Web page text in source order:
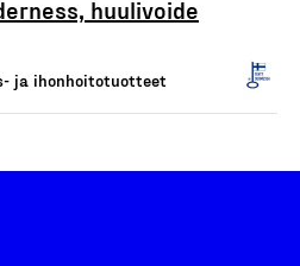
huulivoide
ja ihonhoitotuotteet